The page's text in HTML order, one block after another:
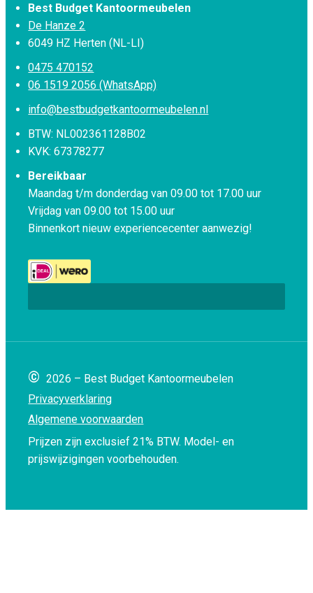
Best Budget Kantoormeubelen
De Hanze 2
6049 HZ Herten (NL-LI)
0475 470152
06 1519 2056 (WhatsApp)
info@bestbudgetkantoormeubelen.nl
BTW: NL002361128B02
KVK: 67378277
Bereikbaar
Maandag t/m donderdag van 09.00 tot 17.00 uur
Vrijdag van 09.00 tot 15.00 uur
Binnenkort nieuw experiencecenter aanwezig!
© 2026 – Best Budget Kantoormeubelen
Privacyverklaring
Algemene voorwaarden
Prijzen zijn exclusief 21% BTW. Model- en
prijswijzigingen voorbehouden.